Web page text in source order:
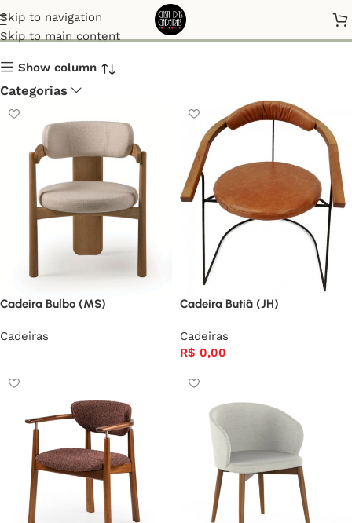
Skip to navigation
Skip to main content
Cadeiras
Show column
Categorias
Cadeira Bulbo (MS)
Cadeiras
Cadeira Butiã (JH)
Cadeiras
R$ 0,00